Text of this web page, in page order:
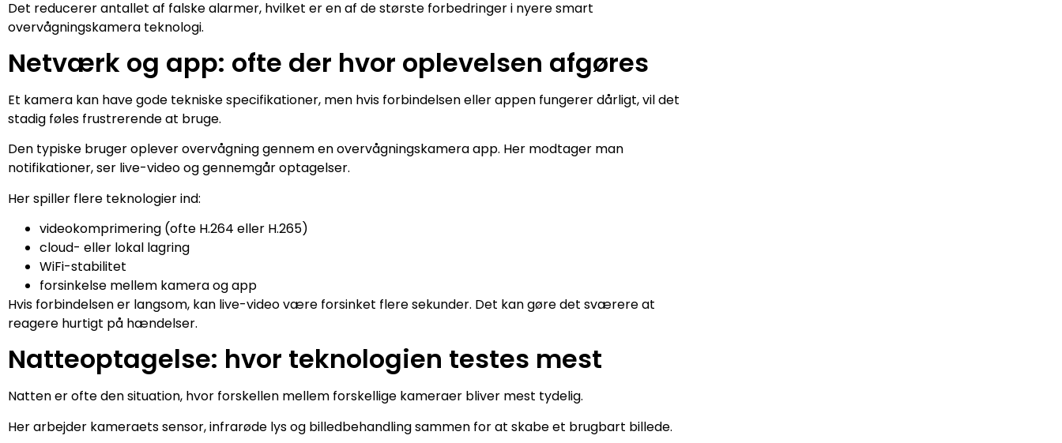
Det reducerer antallet af falske alarmer, hvilket er en af de største forbedringer i nyere smart
overvågningskamera teknologi.
Netværk og app: ofte der hvor oplevelsen afgøres
Et kamera kan have gode tekniske specifikationer, men hvis forbindelsen eller appen fungerer dårligt, vil det
stadig føles frustrerende at bruge.
Den typiske bruger oplever overvågning gennem en overvågningskamera app. Her modtager man
notifikationer, ser live-video og gennemgår optagelser.
Her spiller flere teknologier ind:
videokomprimering (ofte H.264 eller H.265)
cloud- eller lokal lagring
WiFi-stabilitet
forsinkelse mellem kamera og app
Hvis forbindelsen er langsom, kan live-video være forsinket flere sekunder. Det kan gøre det sværere at
reagere hurtigt på hændelser.
Natteoptagelse: hvor teknologien testes mest
Natten er ofte den situation, hvor forskellen mellem forskellige kameraer bliver mest tydelig.
Her arbejder kameraets sensor, infrarøde lys og billedbehandling sammen for at skabe et brugbart billede.